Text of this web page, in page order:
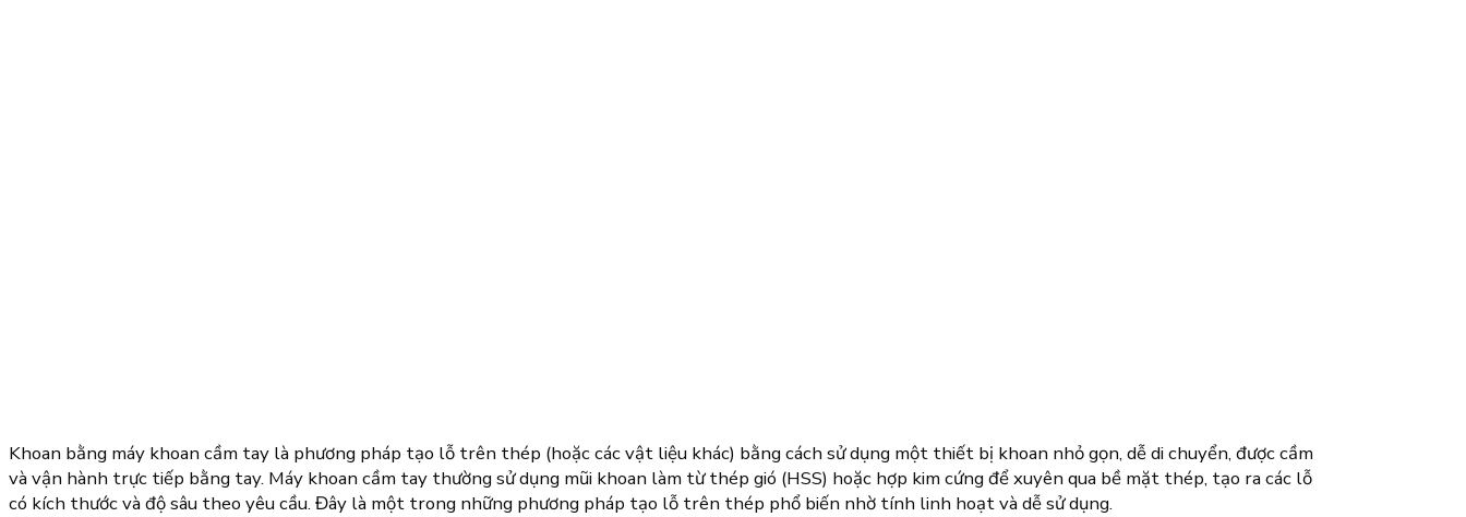
Khoan bằng máy khoan cầm tay là phương pháp tạo lỗ trên thép (hoặc các vật liệu khác) bằng cách sử dụng một thiết bị khoan nhỏ gọn, dễ di chuyển, được cầm
và vận hành trực tiếp bằng tay. Máy khoan cầm tay thường sử dụng mũi khoan làm từ thép gió (HSS) hoặc hợp kim cứng để xuyên qua bề mặt thép, tạo ra các lỗ
có kích thước và độ sâu theo yêu cầu. Đây là một trong những phương pháp tạo lỗ trên thép phổ biến nhờ tính linh hoạt và dễ sử dụng.